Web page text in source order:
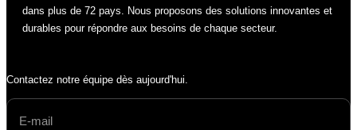
dans plus de 72 pays. Nous proposons des solutions innovantes et
durables pour répondre aux besoins de chaque secteur.
Contactez notre équipe dès aujourd'hui.